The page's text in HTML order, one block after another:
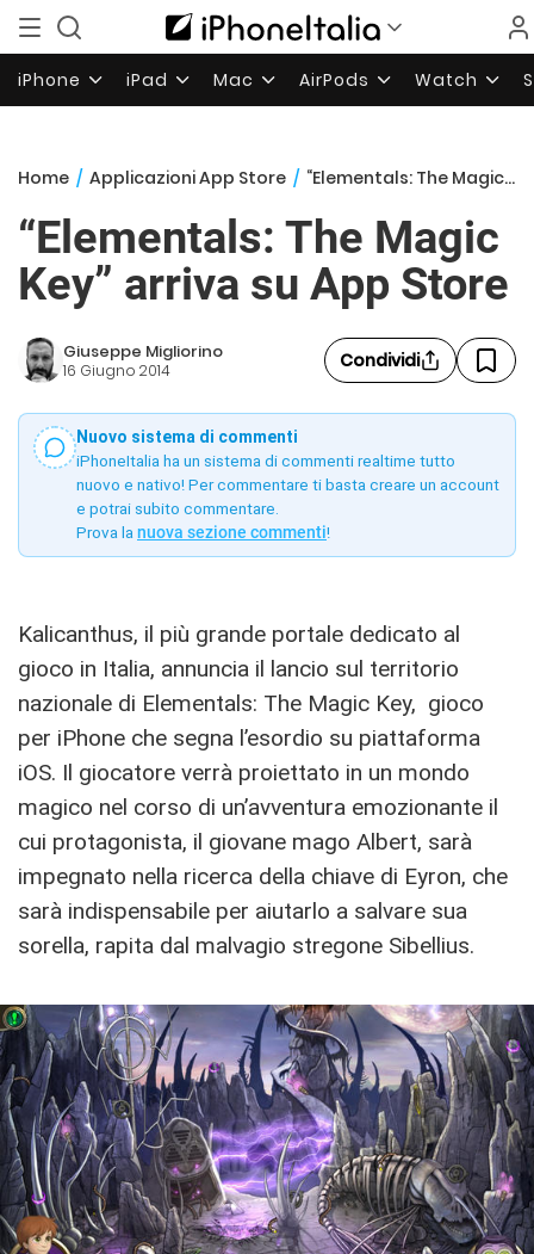
iPhone iPad Mac AirPods Watch
Home / Applicazioni App Store / “Elementals: The Magic Key” arriva su App Store
“Elementals: The Magic
Key” arriva su App Store
Giuseppe Migliorino
16 Giugno 2014 Condividi
Nuovo sistema di commenti
iPhoneItalia ha un sistema di commenti realtime tutto
nuovo e nativo! Per commentare ti basta creare un account
e potrai subito commentare.
Prova la nuova sezione commenti!
Kalicanthus, il più grande portale dedicato al
gioco in Italia, annuncia il lancio sul territorio
nazionale di Elementals: The Magic Key, gioco
per iPhone che segna l’esordio su piattaforma
iOS. Il giocatore verrà proiettato in un mondo
magico nel corso di un’avventura emozionante il
cui protagonista, il giovane mago Albert, sarà
impegnato nella ricerca della chiave di Eyron, che
sarà indispensabile per aiutarlo a salvare sua
sorella, rapita dal malvagio stregone Sibellius.